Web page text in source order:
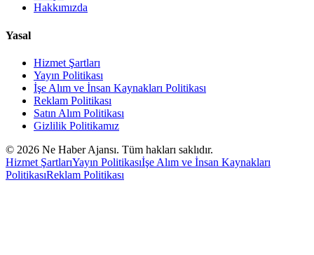
Hakkımızda
Yasal
Hizmet Şartları
Yayın Politikası
İşe Alım ve İnsan Kaynakları Politikası
Reklam Politikası
Satın Alım Politikası
Gizlilik Politikamız
© 2026 Ne Haber Ajansı. Tüm hakları saklıdır.
Hizmet ŞartlarıYayın Politikasıİşe Alım ve İnsan Kaynakları
PolitikasıReklam Politikası